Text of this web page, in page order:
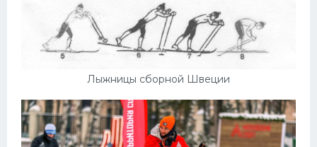
Лыжницы сборной Швеции